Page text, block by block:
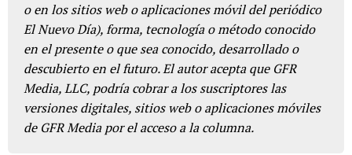
o en los sitios web o aplicaciones móvil del periódico
El Nuevo Día), forma, tecnología o método conocido
en el presente o que sea conocido, desarrollado o
descubierto en el futuro. El autor acepta que GFR
Media, LLC, podría cobrar a los suscriptores las
versiones digitales, sitios web o aplicaciones móviles
de GFR Media por el acceso a la columna.